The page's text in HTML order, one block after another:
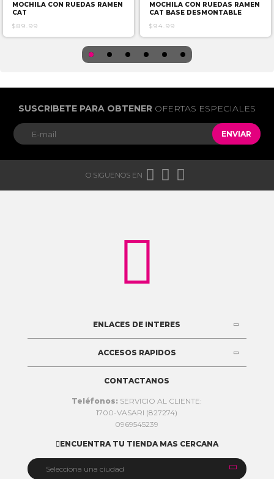
MOCHILA CON RUEDAS RAMEN
CAT
$89.99
MOCHILA CON RUEDAS RAMEN
CAT BASE DESMONTABLE
$94.99
SUSCRIBETE PARA OBTENER OFERTAS ESPECIALES
ENVIAR
O SIGUENOS EN   

ENLACES DE INTERES
ACCESOS RAPIDOS
CONTACTANOS
Teléfonos: SERVICIO AL CLIENTE:
1700-VASARI (827274)
0969545239
ENCUENTRA TU TIENDA MAS CERCANA
Selecciona una ciudad 